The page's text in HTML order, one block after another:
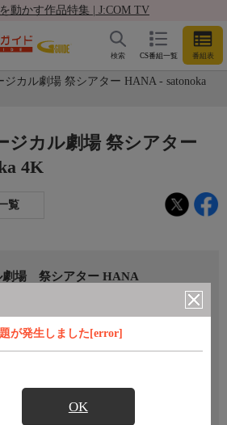
動かす作品特集 | J:COM TV
CS番組一覧 番組表
検索
ジカル劇場 祭シアター HANA - satonoka
が発生しました[error]
OK
ジカル劇場 祭シアター
4K
覧
劇場 祭シアター HANA
録 アプリ視聴